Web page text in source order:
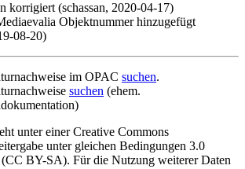
korrigiert (schassan, 2020-04-17)
Objektnummer hinzugefügt
08-20)
im OPAC suchen.
suchen (ehem.
unter einer Creative Commons
unter gleichen Bedingungen 3.0
BY-SA). Für die Nutzung weiterer Daten